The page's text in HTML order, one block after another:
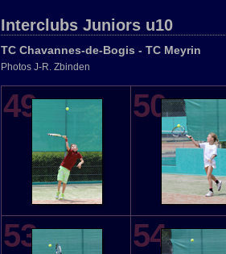
Interclubs Juniors u10
TC Chavannes-de-Bogis - TC Meyrin
Photos J-R. Zbinden
49 50
53 54